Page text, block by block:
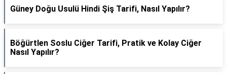
Güney Doğu Usulü Hindi Şiş Tarifi, Nasıl Yapılır?
Böğürtlen Soslu Ciğer Tarifi, Pratik ve Kolay Ciğer
Nasıl Yapılır?